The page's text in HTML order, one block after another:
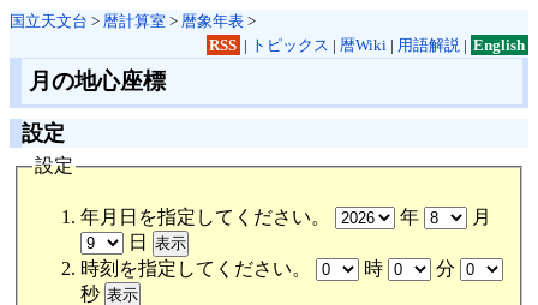
国立天文台 > 暦計算室 > 暦象年表 >
RSS | トピックス | 暦Wiki| 用語解説| English
月の地心座標
設定
設定
年月日を指定してください。 年
月
日
時刻を指定してください。
時
分
秒